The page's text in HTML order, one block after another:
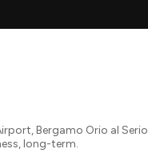
Bergamo Orio al
long-term.